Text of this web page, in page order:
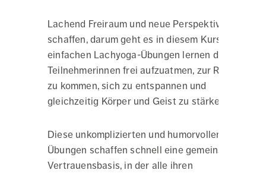
Lachend Freiraum und neue Perspektiven
schaffen, darum geht es in diesem Kurs. Mit
einfachen Lachyoga-Übungen lernen die
Teilnehmerinnen frei aufzuatmen, zur Ruhe
zu kommen, sich zu entspannen und
gleichzeitig Körper und Geist zu stärken.
Diese unkomplizierten und humorvollen
Übungen schaffen schnell eine gemeinsame
Vertrauensbasis, in der alle ihren